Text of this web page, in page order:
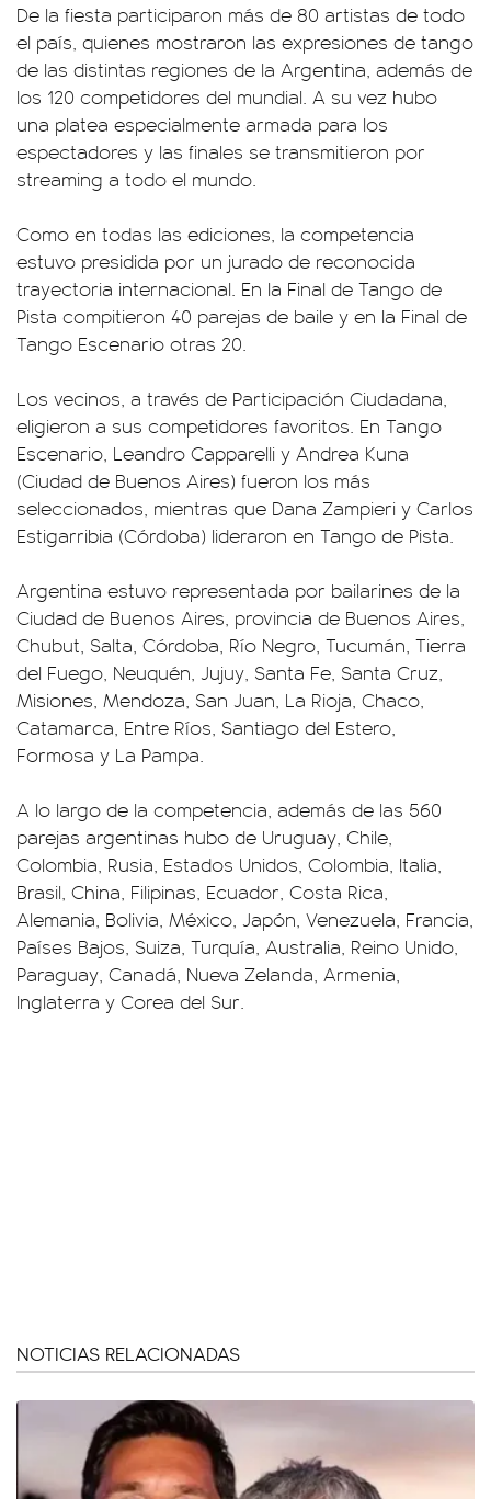
De la fiesta participaron más de 80 artistas de todo
el país, quienes mostraron las expresiones de tango
de las distintas regiones de la Argentina, además de
los 120 competidores del mundial. A su vez hubo
una platea especialmente armada para los
espectadores y las finales se transmitieron por
streaming a todo el mundo.
Como en todas las ediciones, la competencia
estuvo presidida por un jurado de reconocida
trayectoria internacional. En la Final de Tango de
Pista compitieron 40 parejas de baile y en la Final de
Tango Escenario otras 20.
Los vecinos, a través de Participación Ciudadana,
eligieron a sus competidores favoritos. En Tango
Escenario, Leandro Capparelli y Andrea Kuna
(Ciudad de Buenos Aires) fueron los más
seleccionados, mientras que Dana Zampieri y Carlos
Estigarribia (Córdoba) lideraron en Tango de Pista.
Argentina estuvo representada por bailarines de la
Ciudad de Buenos Aires, provincia de Buenos Aires,
Chubut, Salta, Córdoba, Río Negro, Tucumán, Tierra
del Fuego, Neuquén, Jujuy, Santa Fe, Santa Cruz,
Misiones, Mendoza, San Juan, La Rioja, Chaco,
Catamarca, Entre Ríos, Santiago del Estero,
Formosa y La Pampa.
A lo largo de la competencia, además de las 560
parejas argentinas hubo de Uruguay, Chile,
Colombia, Rusia, Estados Unidos, Colombia, Italia,
Brasil, China, Filipinas, Ecuador, Costa Rica,
Alemania, Bolivia, México, Japón, Venezuela, Francia,
Países Bajos, Suiza, Turquía, Australia, Reino Unido,
Paraguay, Canadá, Nueva Zelanda, Armenia,
Inglaterra y Corea del Sur.
NOTICIAS RELACIONADAS